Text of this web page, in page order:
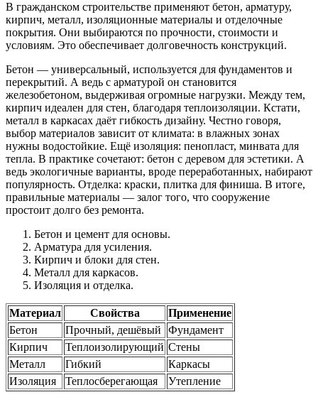
В гражданском строительстве применяют бетон, арматуру,
кирпич, металл, изоляционные материалы и отделочные
покрытия. Они выбираются по прочности, стоимости и
условиям. Это обеспечивает долговечность конструкций.
Бетон — универсальный, используется для фундаментов и
перекрытий. А ведь с арматурой он становится
железобетоном, выдерживая огромные нагрузки. Между тем,
кирпич идеален для стен, благодаря теплоизоляции. Кстати,
металл в каркасах даёт гибкость дизайну. Честно говоря,
выбор материалов зависит от климата: в влажных зонах
нужны водостойкие. Ещё изоляция: пенопласт, минвата для
тепла. В практике сочетают: бетон с деревом для эстетики. А
ведь экологичные варианты, вроде переработанных, набирают
популярность. Отделка: краски, плитка для финиша. В итоге,
правильные материалы — залог того, что сооружение
простоит долго без ремонта.
Бетон и цемент для основы.
Арматура для усиления.
Кирпич и блоки для стен.
Металл для каркасов.
Изоляция и отделка.
Материал Свойства
Применение
Бетон
Прочный, дешёвый
Фундамент
Кирпич
Теплоизолирующий Стены
Металл
Гибкий
Каркасы
Изоляция
Теплосберегающая Утепление